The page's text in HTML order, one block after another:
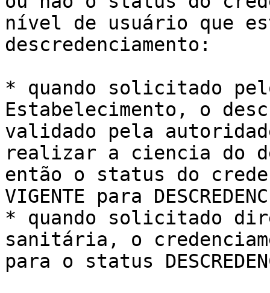
nível de usuário que
descredenciamento:
* quando solicitado
Estabelecimento, o
validado pela
realizar a ciencia do
então o status do
VIGENTE para
* quando solicitado
sanitária, o
para o status